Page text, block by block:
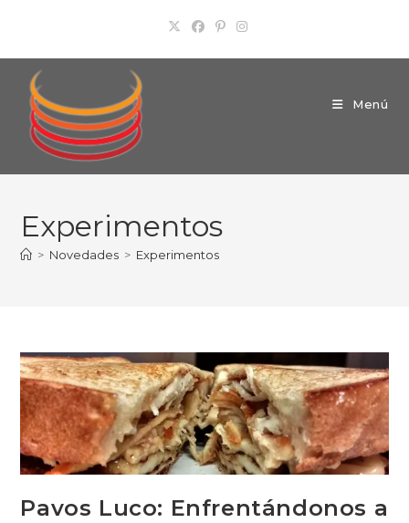
contenido
Menú
Experimentos
> Novedades > Experimentos
Pavos Luco: Enfrentándonos a